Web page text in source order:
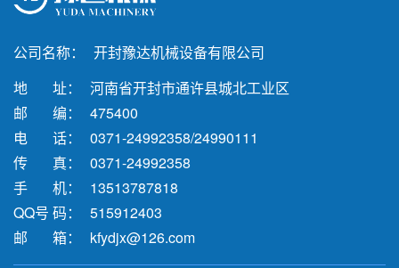
公司名称：
开封豫达机械设备有限公司
地 址：
河南省开封市通许县城北工业区
邮 编：
475400
电 话：
0371-24992358/24990111
传 真：
0371-24992358
手 机：
13513787818
QQ号 码：
515912403
邮 箱：
kfydjx@126.com